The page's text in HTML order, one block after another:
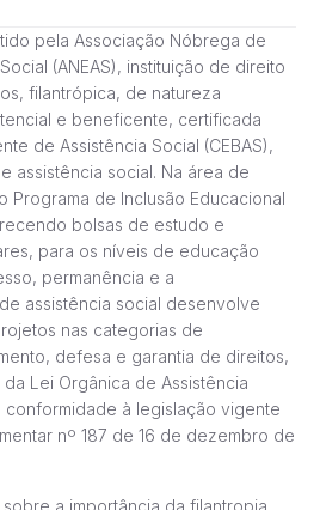
pela Associação Nóbrega de
(ANEAS), instituição de direito
filantrópica, de natureza
e beneficente, certificada
de Assistência Social (CEBAS),
assistência social. Na área de
de Inclusão Educacional
bolsas de estudo e
para os níveis de educação
permanência e a
assistência social desenvolve
nas categorias de
defesa e garantia de direitos,
Lei Orgânica de Assistência
conformidade à legislação vigente
nº 187 de 16 de dezembro de
sobre a importância da filantropia